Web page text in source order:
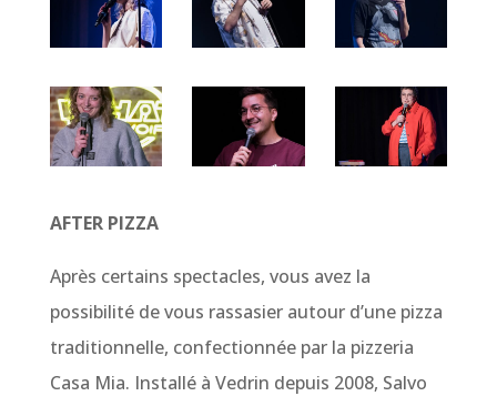
AFTER PIZZA
Après certains spectacles, vous avez la
possibilité de vous rassasier autour d’une pizza
traditionnelle, confectionnée par la pizzeria
Casa Mia. Installé à Vedrin depuis 2008, Salvo